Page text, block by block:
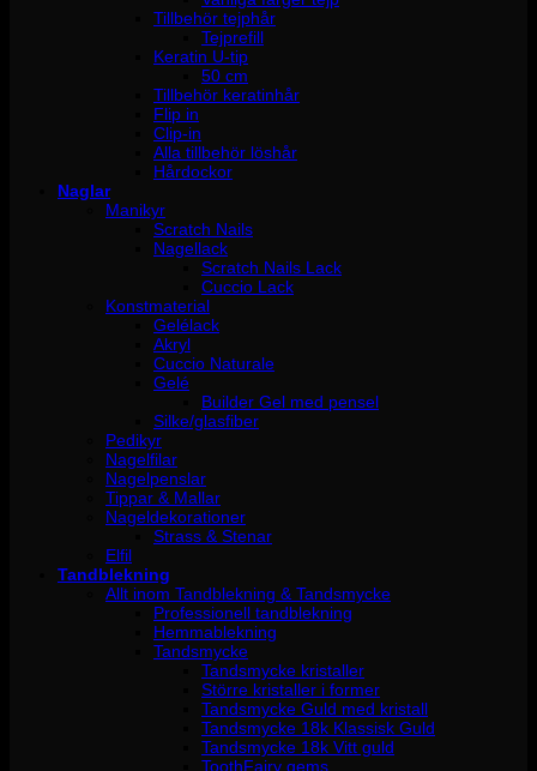
Tillbehör tejphår
Tejprefill
Keratin U-tip
50 cm
Tillbehör keratinhår
Flip in
Clip-in
Alla tillbehör löshår
Hårdockor
Naglar
Manikyr
Scratch Nails
Nagellack
Scratch Nails Lack
Cuccio Lack
Konstmaterial
Gelélack
Akryl
Cuccio Naturale
Gelé
Builder Gel med pensel
Silke/glasfiber
Pedikyr
Nagelfilar
Nagelpenslar
Tippar & Mallar
Nageldekorationer
Strass & Stenar
Elfil
Tandblekning
Allt inom Tandblekning & Tandsmycke
Professionell tandblekning
Hemmablekning
Tandsmycke
Tandsmycke kristaller
Större kristaller i former
Tandsmycke Guld med kristall
Tandsmycke 18k Klassisk Guld
Tandsmycke 18k Vitt guld
ToothFairy gems